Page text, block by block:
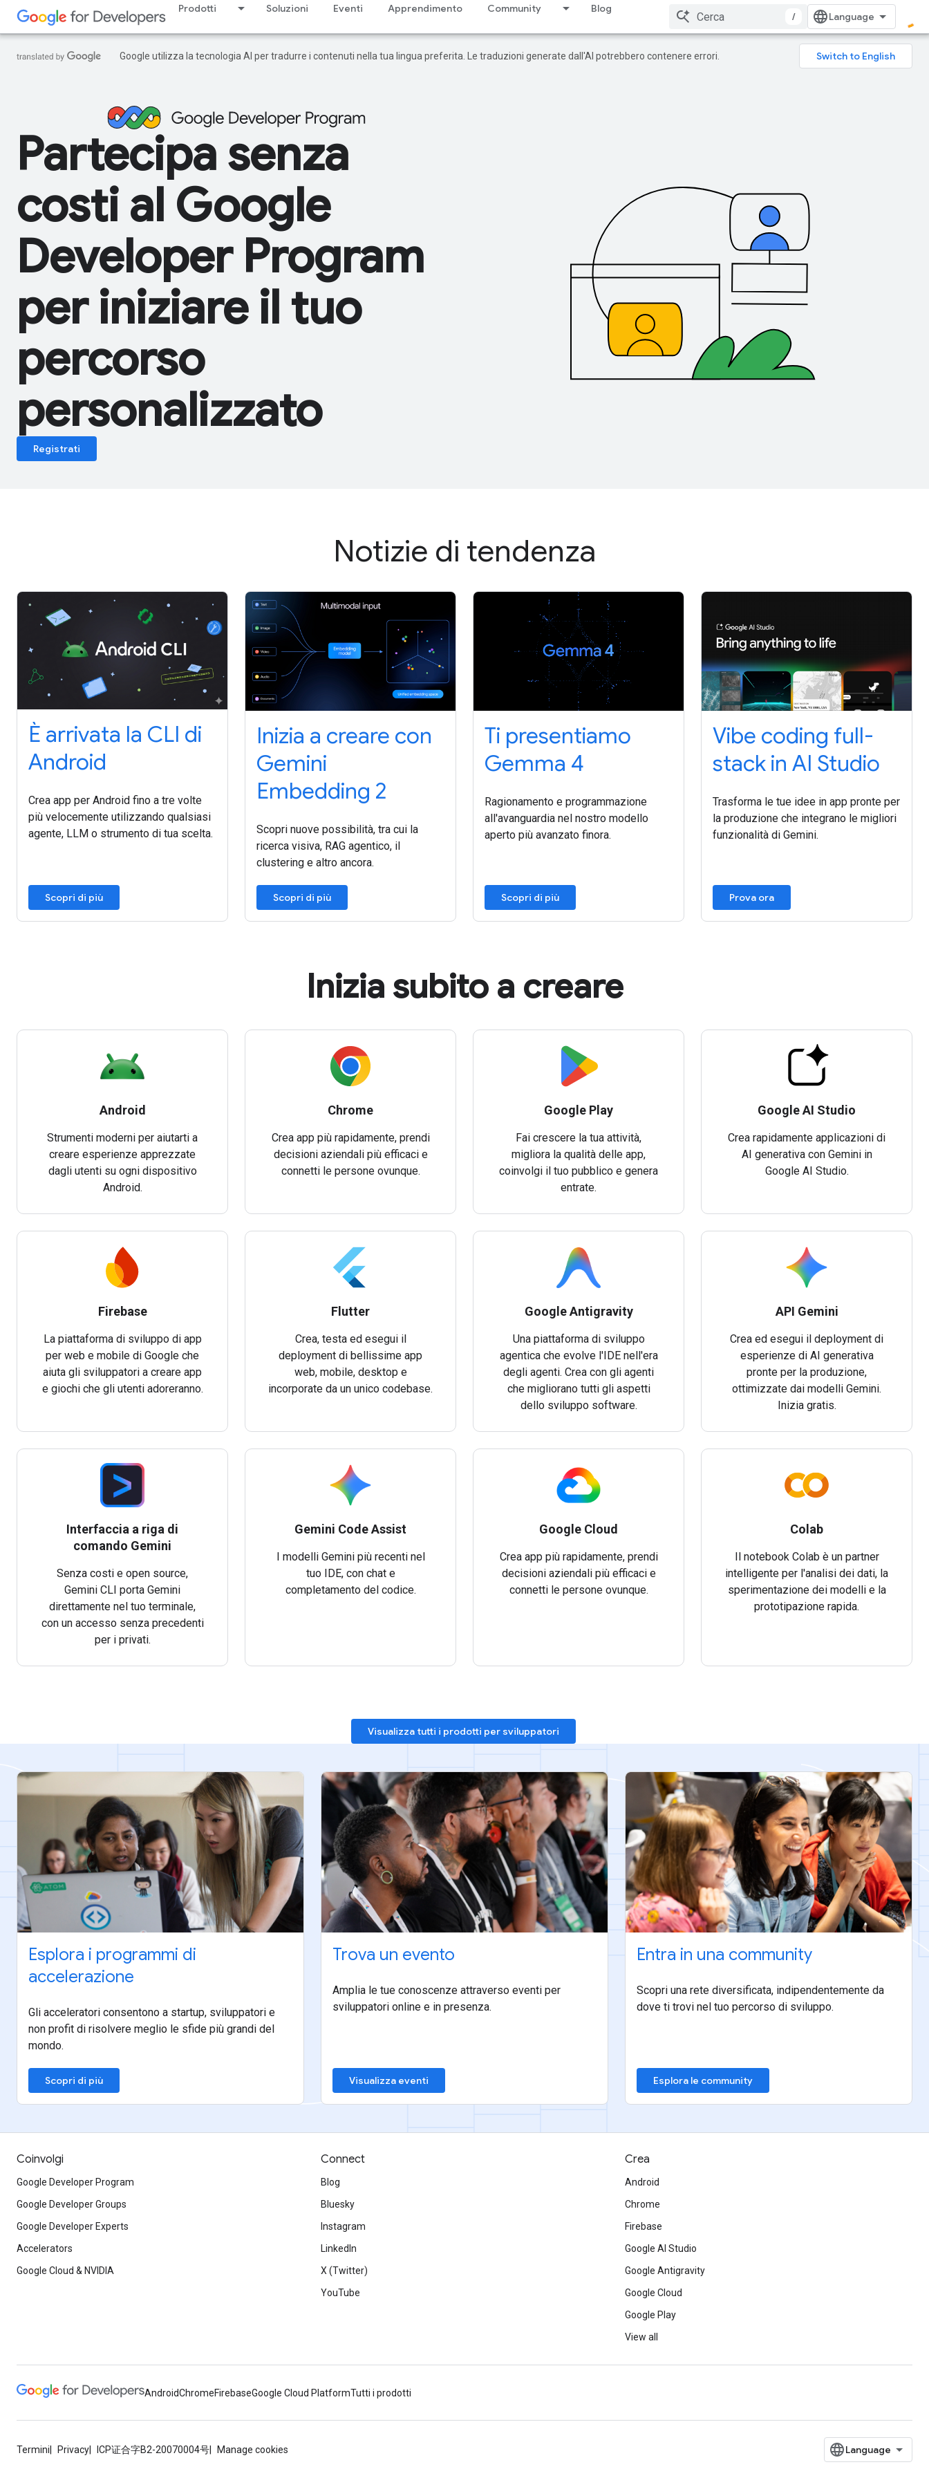
Prodotti Soluzioni Eventi Apprendimento Community Blog
/
Google utilizza la tecnologia AI per tradurre i contenuti nella tua lingua preferita. Le traduzioni generate dall'AI potrebbero contenere errori.
Partecipa senza
costi al Google
Developer Program
per iniziare il tuo
percorso
personalizzato
Registrati
Notizie di tendenza
È arrivata la CLI di
Android
Crea app per Android fino a tre volte
più velocemente utilizzando qualsiasi
agente, LLM o strumento di tua scelta.
Scopri di più
Inizia a creare con
Gemini
Embedding 2
Scopri nuove possibilità, tra cui la
ricerca visiva, RAG agentico, il
clustering e altro ancora.
Scopri di più
Ti presentiamo
Gemma 4
Ragionamento e programmazione
all'avanguardia nel nostro modello
aperto più avanzato finora.
Scopri di più
Vibe coding full-
stack in AI Studio
Trasforma le tue idee in app pronte per
la produzione che integrano le migliori
funzionalità di Gemini.
Prova ora
Inizia subito a creare
Android
Strumenti moderni per aiutarti a
creare esperienze apprezzate
dagli utenti su ogni dispositivo
Android.
Chrome
Crea app più rapidamente, prendi
decisioni aziendali più efficaci e
connetti le persone ovunque.
Google Play
Fai crescere la tua attività,
migliora la qualità delle app,
coinvolgi il tuo pubblico e genera
entrate.
Google AI Studio
Crea rapidamente applicazioni di
AI generativa con Gemini in
Google AI Studio.
Firebase
La piattaforma di sviluppo di app
per web e mobile di Google che
aiuta gli sviluppatori a creare app
e giochi che gli utenti adoreranno.
Flutter
Crea, testa ed esegui il
deployment di bellissime app
web, mobile, desktop e
incorporate da un unico codebase.
Google Antigravity
Una piattaforma di sviluppo
agentica che evolve l'IDE nell'era
degli agenti. Crea con gli agenti
che migliorano tutti gli aspetti
dello sviluppo software.
API Gemini
Crea ed esegui il deployment di
esperienze di AI generativa
pronte per la produzione,
ottimizzate dai modelli Gemini.
Inizia gratis.
Interfaccia a riga di
comando Gemini
Senza costi e open source,
Gemini CLI porta Gemini
direttamente nel tuo terminale,
con un accesso senza precedenti
per i privati.
Gemini Code Assist
I modelli Gemini più recenti nel
tuo IDE, con chat e
completamento del codice.
Google Cloud
Crea app più rapidamente, prendi
decisioni aziendali più efficaci e
connetti le persone ovunque.
Colab
Il notebook Colab è un partner
intelligente per l'analisi dei dati, la
sperimentazione dei modelli e la
prototipazione rapida.
Visualizza tutti i prodotti per sviluppatori
Esplora i programmi di
accelerazione
Gli acceleratori consentono a startup, sviluppatori e
non profit di risolvere meglio le sfide più grandi del
mondo.
Scopri di più
Trova un evento
Amplia le tue conoscenze attraverso eventi per
sviluppatori online e in presenza.
Visualizza eventi
Entra in una community
Scopri una rete diversificata, indipendentemente da
dove ti trovi nel tuo percorso di sviluppo.
Esplora le community
Coinvolgi
Google Developer Program
Google Developer Groups
Google Developer Experts
Accelerators
Google Cloud & NVIDIA
Connect
Blog
Bluesky
Instagram
LinkedIn
X (Twitter)
YouTube
Crea
Android
Chrome
Firebase
Google AI Studio
Google Antigravity
Google Cloud
Google Play
View all
AndroidChromeFirebaseGoogle Cloud PlatformTutti i prodotti
Termini Privacy ICP证合字B2-20070004号 Manage cookies